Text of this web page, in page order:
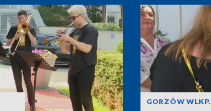
GORZÓW WLKP.